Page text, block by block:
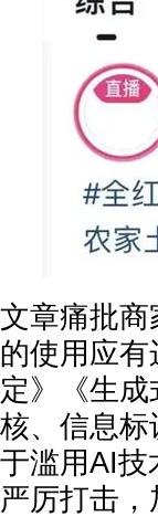
文章痛批商
的使用应
定》《生
核、信息
于滥用AI技
严厉打击，